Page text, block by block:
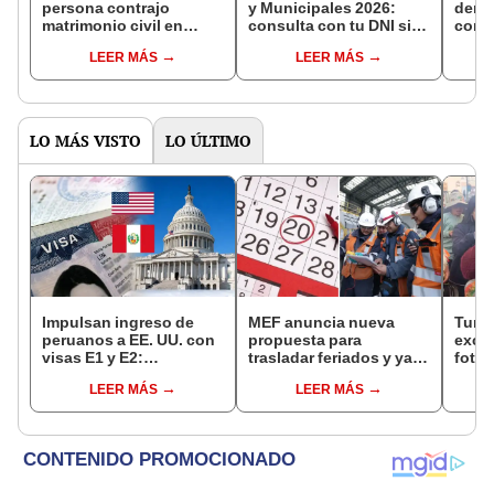
persona contrajo
matrimonio civil en
LEER MÁS
y Municipales 2026:
consulta con tu DNI si
de mesa para este 4 de
octubre en el link oficial
LEER MÁS
con
LO MÁS VISTO LO ÚLTIMO
Impulsan ingreso de
peruanos a EE. UU. con
visas E1 y E2:
pymes serían los más
beneficiados
LEER MÁS
MEF anuncia nueva
propuesta para
trasladar feriados y ya
“Lunes es mejor día”
LEER MÁS